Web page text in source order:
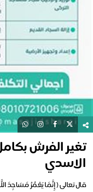
تغير الفرش
الاسدي
قال تعالى ( إِنَّمَا يَعْمُرُ مَسَاجِدَ